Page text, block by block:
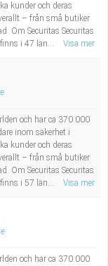
kunder och deras
– från små butiker
Om Securitas Securitas
i 47 län...
Visa mer
och har ca 370 000
inom säkerhet i
kunder och deras
– från små butiker
Om Securitas Securitas
i 57 län...
Visa mer
och har ca 370 000